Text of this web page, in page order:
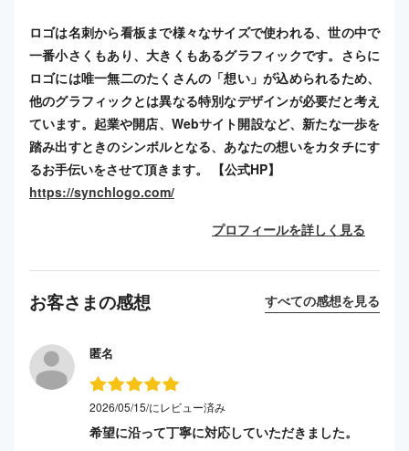
ロゴは名刺から看板まで様々なサイズで使われる、世の中で
一番小さくもあり、大きくもあるグラフィックです。さらに
ロゴには唯一無二のたくさんの「想い」が込められるため、
他のグラフィックとは異なる特別なデザインが必要だと考え
ています。起業や開店、Webサイト開設など、新たな一歩を
踏み出すときのシンボルとなる、あなたの想いをカタチにす
るお手伝いをさせて頂きます。 【公式HP】
https://synchlogo.com/
プロフィールを詳しく見る
お客さまの感想 すべての感想を見る
匿名
2026/05/15/にレビュー済み
希望に沿って丁寧に対応していただきました。